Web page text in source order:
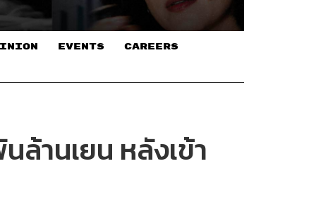
EVENTS CAREERS
ล้านเยน หลังเข้า